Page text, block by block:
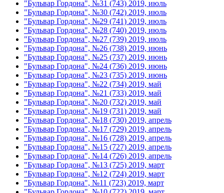
"Бульвар Гордона", №31 (743) 2019, июль
"Бульвар Гордона", №30 (742) 2019, июль
"Бульвар Гордона", №29 (741) 2019, июль
"Бульвар Гордона", №28 (740) 2019, июль
"Бульвар Гордона", №27 (739) 2019, июль
"Бульвар Гордона", №26 (738) 2019, июнь
"Бульвар Гордона", №25 (737) 2019, июнь
"Бульвар Гордона", №24 (736) 2019, июнь
"Бульвар Гордона", №23 (735) 2019, июнь
"Бульвар Гордона", №22 (734) 2019, май
"Бульвар Гордона", №21 (733) 2019, май
"Бульвар Гордона", №20 (732) 2019, май
"Бульвар Гордона", №19 (731) 2019, май
"Бульвар Гордона", №18 (730) 2019, апрель
"Бульвар Гордона", №17 (729) 2019, апрель
"Бульвар Гордона", №16 (728) 2019, апрель
"Бульвар Гордона", №15 (727) 2019, апрель
"Бульвар Гордона", №14 (726) 2019, апрель
"Бульвар Гордона", №13 (725) 2019, март
"Бульвар Гордона", №12 (724) 2019, март
"Бульвар Гордона", №11 (723) 2019, март